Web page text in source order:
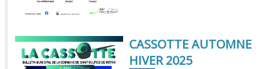
CASSOTTE AUTOMNE
HIVER 2025